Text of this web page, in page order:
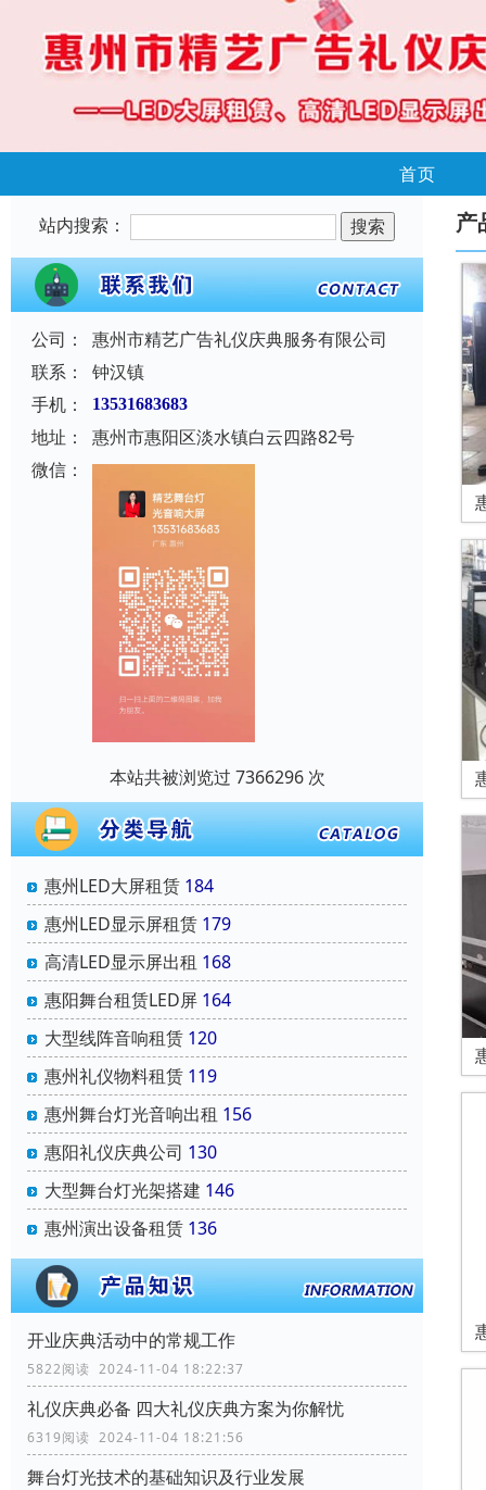
首页
站内搜索：
公司：
惠州市精艺广告礼仪庆典服务有限公司
联系：
钟汉镇
手机：
13531683683
地址：
惠州市惠阳区淡水镇白云四路82号
微信：
本站共被浏览过 7366296 次
惠州LED大屏租赁 184
惠州LED显示屏租赁 179
高清LED显示屏出租 168
惠阳舞台租赁LED屏 164
大型线阵音响租赁 120
惠州礼仪物料租赁 119
惠州舞台灯光音响出租 156
惠阳礼仪庆典公司 130
大型舞台灯光架搭建 146
惠州演出设备租赁 136
开业庆典活动中的常规工作
5822阅读 2024-11-04 18:22:37
礼仪庆典必备 四大礼仪庆典方案为你解忧
6319阅读 2024-11-04 18:21:56
舞台灯光技术的基础知识及行业发展
产